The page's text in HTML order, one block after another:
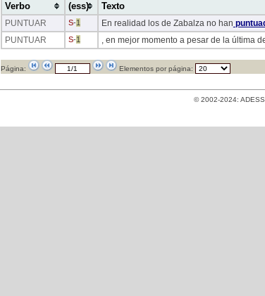
Verbo (ess) Texto
PUNTUAR S-1 En realidad los de Zabalza no han
PUNTUAR
S-1 , en mejor momento a pesar de la última
Página: Elementos por página:
© 2002-2024: